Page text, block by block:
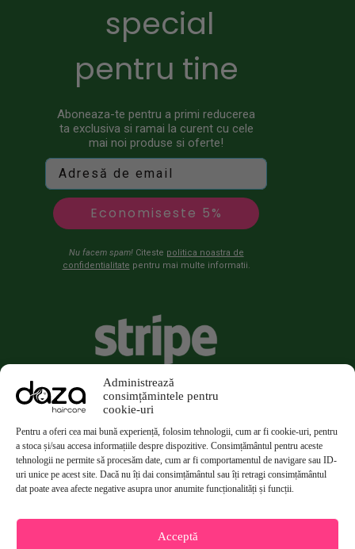
special
pentru tine
Aboneaza-te pentru a primi reducerea
ta exclusiva si ramai la curent cu cele
mai noi produse si oferte!
Economiseste 5%
Nu facem spam!Citeste politica noastra de
confidentialitate pentru mai multe informatii.
Administrează
consimțămintele pentru
cookie-uri
Pentru a oferi cea mai bună experiență, folosim tehnologii, cum ar fi cookie-uri, pentru
a stoca și/sau accesa informațiile despre dispozitive. Consimțământul pentru aceste
tehnologii ne permite să procesăm date, cum ar fi comportamentul de navigare sau ID-
uri unice pe acest site. Dacă nu îți dai consimțământul sau îți retragi consimțământul
dat poate avea afecte negative asupra unor anumite funcționalități și funcții.
Acceptă